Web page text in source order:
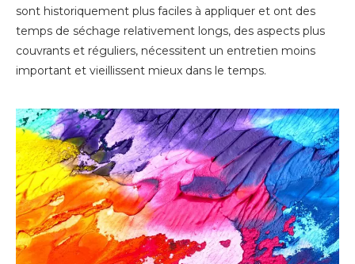
sont historiquement plus faciles à appliquer et ont des
temps de séchage relativement longs, des aspects plus
couvrants et réguliers, nécessitent un entretien moins
important et vieillissent mieux dans le temps.